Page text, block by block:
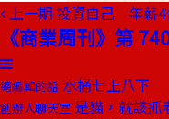
上一期 投資自己 年薪4
《商業周刊》第
總編輯的話 水桶七上八下
創辦人聊天室 是貓，就該抓